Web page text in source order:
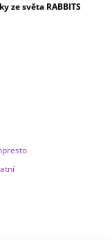
ze světa RABBITS